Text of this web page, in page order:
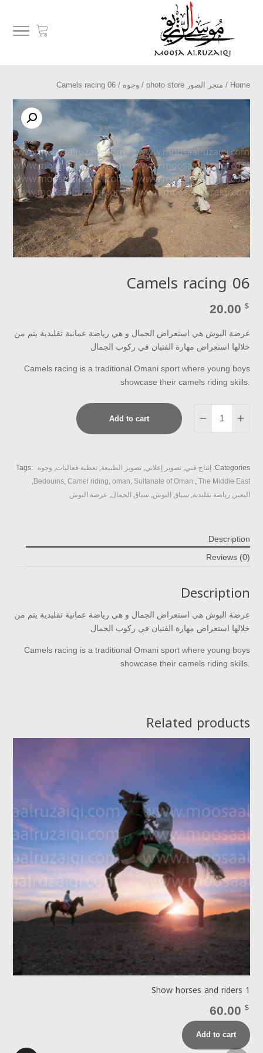
Home
/ متجر الصور photo store / وجوه / Camels racing 06
Camels racing 06
20.00 $
عرضة البوش هي استعراض الجمال و هي رياضة عمانية تقليدية يتم من
خلالها استعراض مهارة الفتيان في ركوب الجمال
Camels racing is a traditional Omani sport where young boys
showcase their camels riding skills.
racing
Add to cart
Categories: إنتاج فني, تصوير إعلاني, تصوير الطبيعة, تغطية فعاليات, وجوه
Tags:
Bedouins, Camel riding, oman, Sultanate of Oman., The Middle East
,
البعير , رياضة تقليدية, سباق البوش, سباق الجمال, عرضة البوش
Description
Reviews (0)
Description
عرضة البوش هي استعراض الجمال و هي رياضة عمانية تقليدية يتم من
خلالها استعراض مهارة الفتيان في ركوب الجمال
Camels racing is a traditional Omani sport where young boys
showcase their camels riding skills.
Related products
Show horses and riders 1
60.00 $
Add to cart